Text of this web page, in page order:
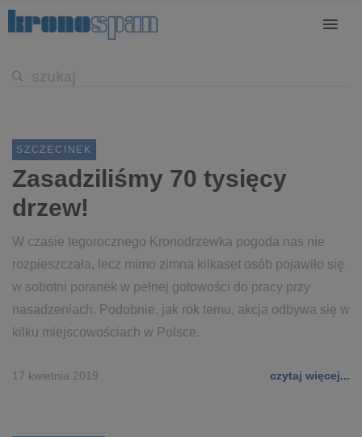
SZCZECINEK
Zasadziliśmy 70 tysięcy
drzew!
W czasie tegorocznego Kronodrzewka pogoda nas nie
rozpieszczała, lecz mimo zimna kilkaset osób pojawiło się
w sobotni poranek w pełnej gotowości do pracy przy
nasadzeniach. Podobnie, jak rok temu, akcja odbywa się w
kilku miejscowościach w Polsce.
17 kwietnia 2019 czytaj więcej...